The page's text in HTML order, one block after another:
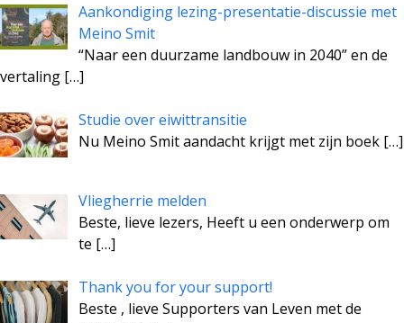
Aankondiging lezing-presentatie-discussie met
Meino Smit
“Naar een duurzame landbouw in 2040” en de
vertaling […]
Studie over eiwittransitie
Nu Meino Smit aandacht krijgt met zijn boek […]
Vliegherrie melden
Beste, lieve lezers, Heeft u een onderwerp om
te […]
Thank you for your support!
Beste , lieve Supporters van Leven met de